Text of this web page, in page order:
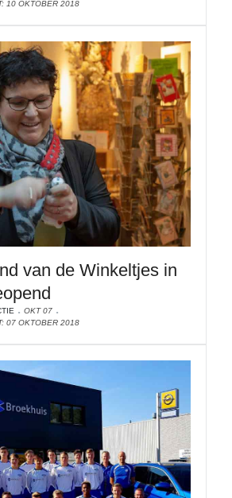
10 OKTOBER 2018
van de Winkeltjes in
OKT 07
07 OKTOBER 2018